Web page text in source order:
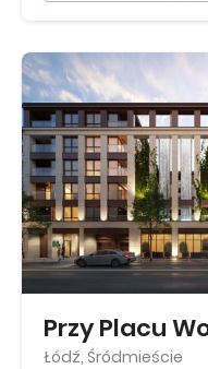
Przy Placu
Łódź, Śródmieście